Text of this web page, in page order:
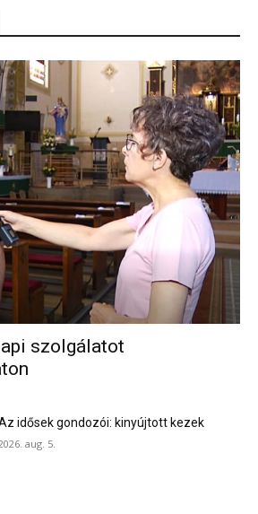
szolgálatot
idősek gondozói: kinyújtott kezek
aug. 5.